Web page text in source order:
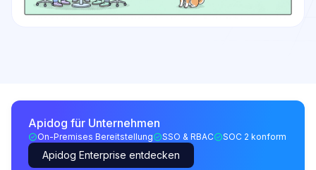
Apidog für Unternehmen
On-Premises Bereitstellung SSO & RBAC SOC 2 konform
Apidog Enterprise entdecken